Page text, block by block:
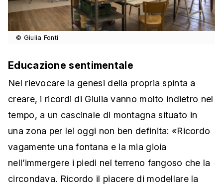
© Giulia Fonti
Educazione sentimentale
Nel rievocare la genesi della propria spinta a
creare, i ricordi di Giulia vanno molto indietro nel
tempo, a un cascinale di montagna situato in
una zona per lei oggi non ben definita: «Ricordo
vagamente una fontana e la mia gioia
nell’immergere i piedi nel terreno fangoso che la
circondava. Ricordo il piacere di modellare la